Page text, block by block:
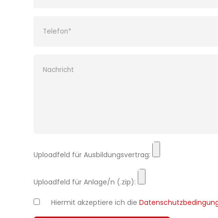
Uploadfeld für Ausbildungsvertrag:
Uploadfeld für Anlage/n (.zip):
Hiermit akzeptiere ich die